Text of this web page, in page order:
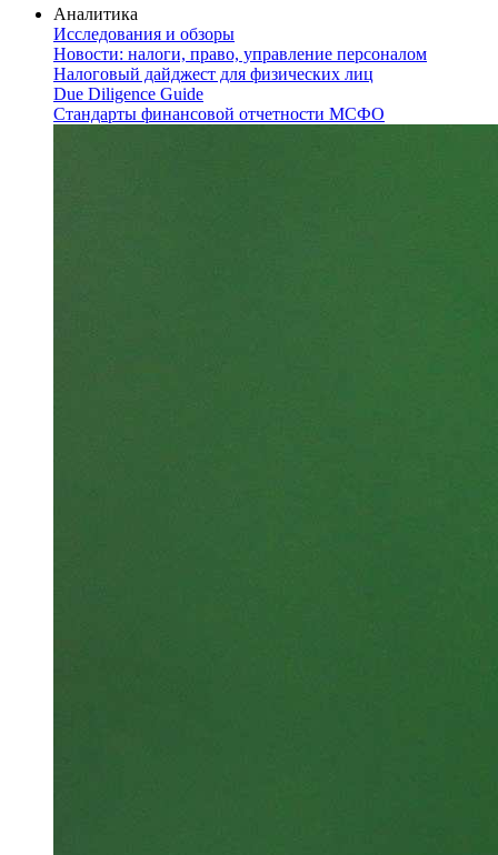
Аналитика
Исследования и обзоры
Новости: налоги, право, управление персоналом
Налоговый дайджест для физических лиц
Due Diligence Guide
Стандарты финансовой отчетности МСФО